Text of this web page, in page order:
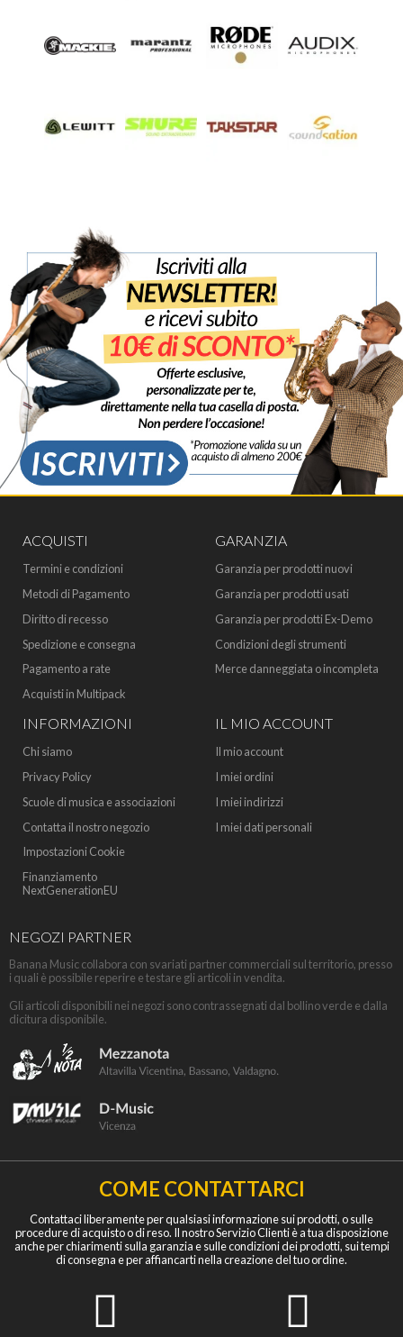
ACQUISTI
Termini e condizioni
Metodi di Pagamento
Diritto di recesso
Spedizione e consegna
Pagamento a rate
Acquisti in Multipack
GARANZIA
Garanzia per prodotti nuovi
Garanzia per prodotti usati
Garanzia per prodotti Ex-Demo
Condizioni degli strumenti
Merce danneggiata o incompleta
INFORMAZIONI
Chi siamo
Privacy Policy
Scuole di musica e associazioni
Contatta il nostro negozio
Impostazioni Cookie
Finanziamento
NextGenerationEU
IL MIO ACCOUNT
Il mio account
I miei ordini
I miei indirizzi
I miei dati personali
NEGOZI PARTNER
Banana Music collabora con svariati partner commerciali sul territorio, presso
i quali è possibile reperire e testare gli articoli in vendita.
Gli articoli disponibili nei negozi sono contrassegnati dal bollino verde e dalla
dicitura disponibile.
COME CONTATTARCI
Contattaci liberamente per qualsiasi informazione sui prodotti, o sulle
procedure di acquisto o di reso. Il nostro Servizio Clienti è a tua disposizione
anche per chiarimenti sulla garanzia e sulle condizioni dei prodotti, sui tempi
di consegna e per affiancarti nella creazione del tuo ordine.